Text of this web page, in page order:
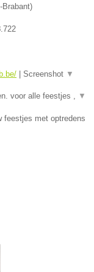
Brabant)
Screenshot ▼
voor alle feestjes , ▼
feestjes met optredens